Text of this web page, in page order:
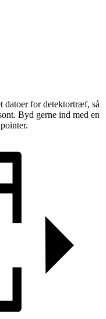
datoer for detektortræf, så
Byd gerne ind med en